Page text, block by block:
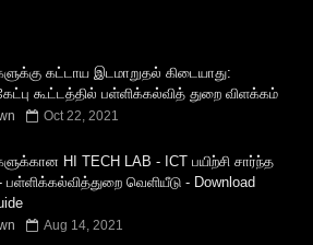
கட்டாய இடமாறுதல் கிடையாது:
கூட்டத்தில் பள்ளிக்கல்வித் துறை விளக்கம்
Oct 22, 2021
HI TECH LAB - ICT பயிற்சி சார்ந்த
பள்ளிக்கல்வித்துறை வெளியீடு - Download
Aug 14, 2021